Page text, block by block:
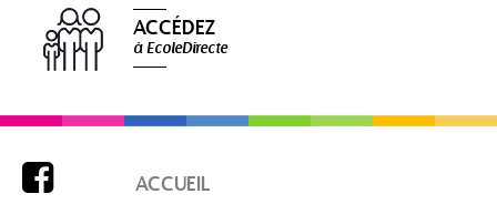
ACCÉDEZ
à EcoleDirecte
 ACCUEIL